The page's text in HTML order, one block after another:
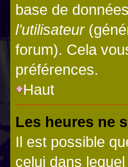
base de
l’utilisateur
forum). Cela
préférences.
Haut
Les heures ne
Il est possible
celui dans